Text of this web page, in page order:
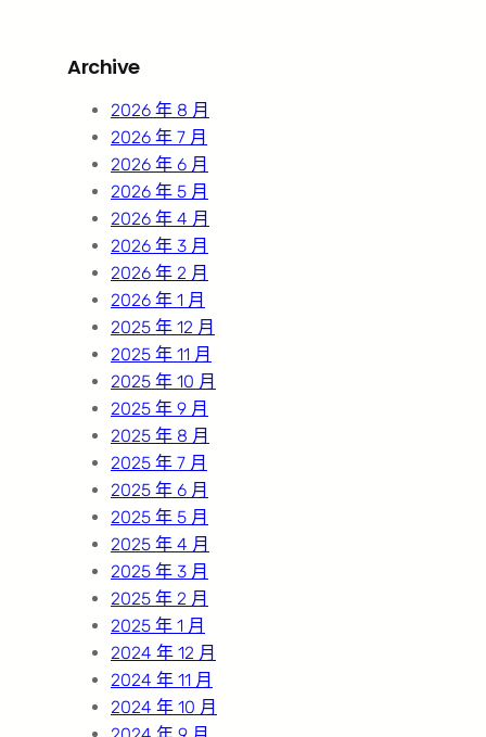
c
Archive
2026 年 8 月
2026 年 7 月
2026 年 6 月
2026 年 5 月
2026 年 4 月
2026 年 3 月
2026 年 2 月
2026 年 1 月
2025 年 12 月
2025 年 11 月
2025 年 10 月
2025 年 9 月
2025 年 8 月
2025 年 7 月
2025 年 6 月
2025 年 5 月
2025 年 4 月
2025 年 3 月
2025 年 2 月
2025 年 1 月
2024 年 12 月
2024 年 11 月
2024 年 10 月